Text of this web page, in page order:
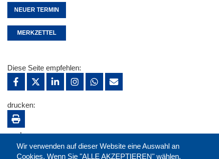
NEUER TERMIN
MERKZETTEL
Wir verwenden auf dieser Website eine Auswahl an
Cookies. Wenn Sie "ALLE AKZEPTIEREN" wählen,
Diese Seite empfehlen:
drucken:
merken: